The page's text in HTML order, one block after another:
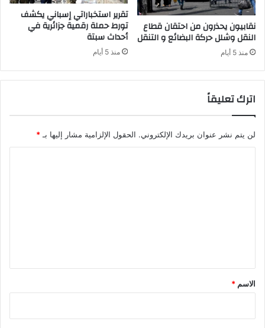
ل
م
س
ب
ل
1
9
"
ع
ل
ي
نقابيون يحذرون من احتقان قطاع
النقل وشلل حركة البضائع و التنقل
منذ 5 أيام
تقرير استخباراتي إسباني يكشف
تورط حملة رقمية جزائرية في
أحداث سبتة
منذ 5 أيام
اترك تعليقاً
لن يتم نشر عنوان بريدك الإلكتروني. الحقول الإلزامية مشار إليها بـ *
*
الاسم *